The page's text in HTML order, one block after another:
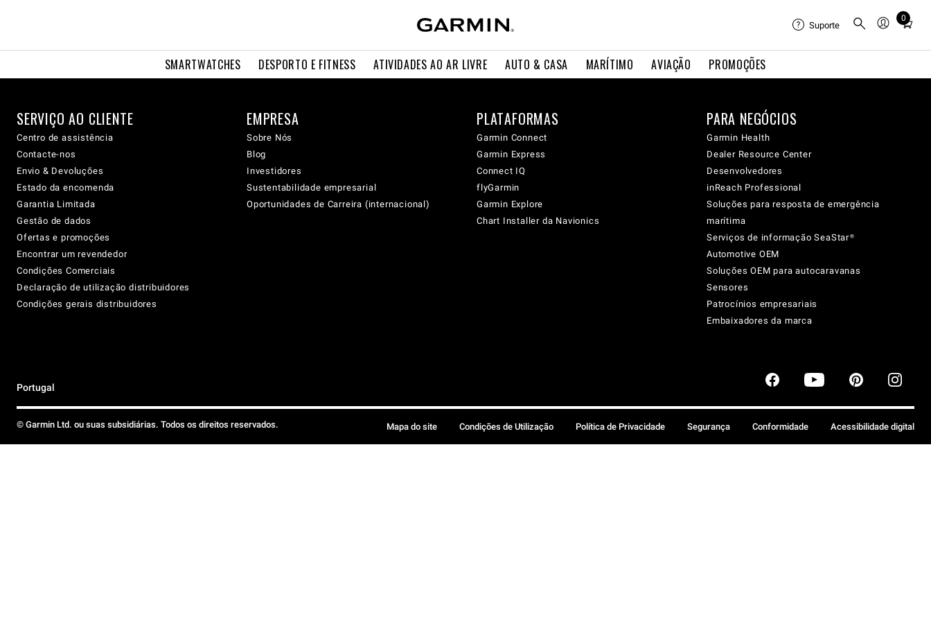
SMARTWATCHES DESPORTO E FITNESS ATIVIDADES AO AR LIVRE AUTO & CASA MARÍTIMO AVIAÇÃO PROMOÇÕES
Suporte
0
Total
cart:
SERVIÇO AO CLIENTE
Centro de assistência
Contacte-nos
Envio & Devoluções
Estado da encomenda
Garantia Limitada
Gestão de dados
Ofertas e promoções
Encontrar um revendedor
Condições Comerciais
Declaração de utilização distribuidores
Condições gerais distribuidores
EMPRESA
Sobre Nós
Blog
Investidores
Sustentabilidade empresarial
Oportunidades de Carreira (internacional)
PLATAFORMAS
Garmin Connect
Garmin Express
Connect IQ
flyGarmin
Garmin Explore
Chart Installer da Navionics
PARA NEGÓCIOS
Garmin Health
Dealer Resource Center
Desenvolvedores
inReach Professional
Soluções para resposta de emergência
marítima
Serviços de informação SeaStar®
Automotive OEM
Soluções OEM para autocaravanas
Sensores
Patrocínios empresariais
Embaixadores da marca
Portugal
© Garmin Ltd. ou suas subsidiárias. Todos os direitos reservados. Mapa do site Condições de Utilização Política de Privacidade Segurança Conformidade Acessibilidade digital